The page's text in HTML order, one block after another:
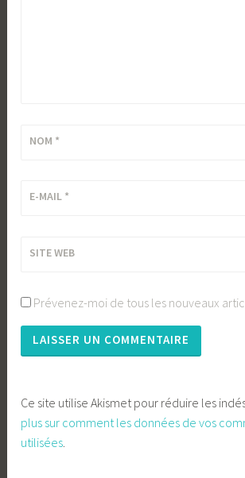
NOM *
E-MAIL *
SITE WEB
Prévenez-moi de tous les nouveaux
Ce site utilise Akismet pour réduire les
plus sur comment les données de vos
utilisées